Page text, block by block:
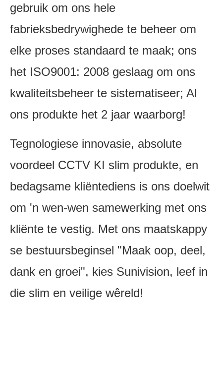
gebruik om ons hele
fabrieksbedrywighede te beheer om
elke proses standaard te maak; ons
het ISO9001: 2008 geslaag om ons
kwaliteitsbeheer te sistematiseer; Al
ons produkte het 2 jaar waarborg!
Tegnologiese innovasie, absolute
voordeel CCTV KI slim produkte, en
bedagsame kliëntediens is ons doelwit
om 'n wen-wen samewerking met ons
kliënte te vestig. Met ons maatskappy
se bestuursbeginsel "Maak oop, deel,
dank en groei", kies Sunivision, leef in
die slim en veilige wêreld!